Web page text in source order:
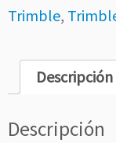
Trimble,
Descripción
Descripción